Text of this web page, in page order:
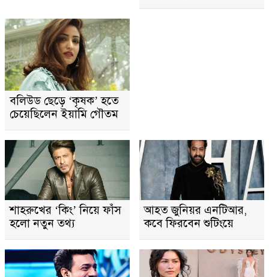
বলিউড ছেড়ে ‘কৃষক’ হতে
চেয়েছিলেন ইয়ামি গৌতম
শাহরুখের ‘কিং’ নিয়ে ফাঁস
হলো নতুন তথ্য
আহত জুনিয়র এনটিআর,
কবে ফিরবেন শুটিংয়ে